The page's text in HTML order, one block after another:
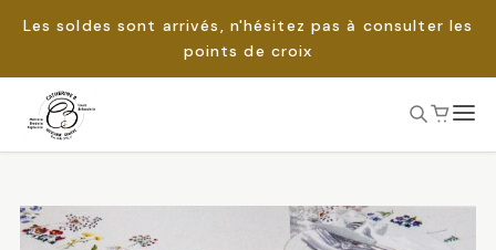
Les soldes sont arrivés, n'hésitez pas à consulter les
points de croix
Passer